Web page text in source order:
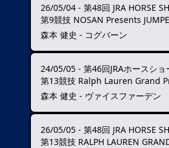
26/05/04 - 第48回 JRA HORSE
森本 健史 - コグバーン
24/05/05 - 第46回JRAホースショ
第13競技 Ralph Lauren Grand
森本 健史 - ヴァイスファーデン
26/05/05 - 第48回 JRA HORSE